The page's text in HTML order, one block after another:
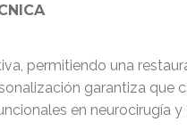
permitiendo una
garantiza que
en neurocirugía y